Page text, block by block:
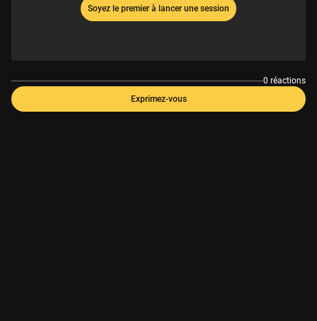
Soyez le premier à lancer une session
0 réactions
Exprimez-vous